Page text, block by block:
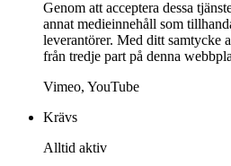
Genom att acceptera dessa
annat medieinnehåll som
leverantörer. Med ditt samtycke
från tredje part på denna
Vimeo, YouTube
Krävs
Alltid aktiv